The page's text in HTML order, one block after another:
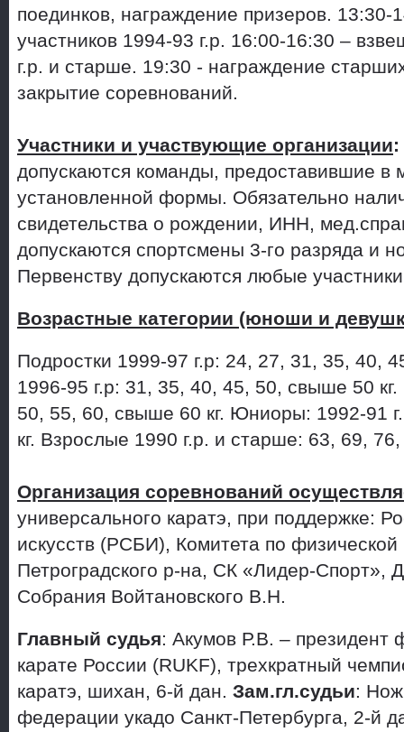
поединков, награждение призеров. 13:30-
участников 1994-93 г.р. 16:00-16:30 –
г.р. и старше. 19:30 - награждение
закрытие соревнований.
Участники и участвующие организации:
допускаются команды, предоставившие в
установленной формы. Обязательно
свидетельства о рождении, ИНН,
допускаются спортсмены 3-го разряда и
Первенству допускаются любые
Возрастные категории (юноши и
Подростки 1999-97 г.р: 24, 27, 31, 35, 40,
1996-95 г.р: 31, 35, 40, 45, 50, свыше 50
50, 55, 60, свыше 60 кг. Юниоры: 1992-91
кг. Взрослые 1990 г.р. и старше: 63, 69,
Организация соревнований
универсального каратэ, при поддержке:
искусств (РСБИ), Комитета по физической
Петроградского р-на, СК «Лидер-Спорт»,
Собрания Войтановского В.Н.
Главный судья: Акумов Р.В. – президент
карате России (RUKF), трехкратный
каратэ, шихан, 6-й дан. Зам.гл.судьи:
федерации укадо Санкт-Петербурга, 2-й